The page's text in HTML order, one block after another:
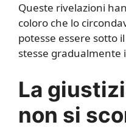
Queste rivelazioni
coloro che lo
potesse essere sotto
stesse gradualmente
La
non si